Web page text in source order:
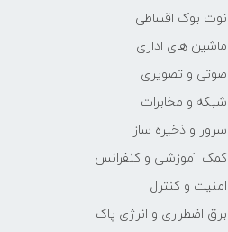
نوت بوک اقساطی
ماشین های اداری
صوتی و تصویری
شبکه و مخابرات
سرور و ذخیره ساز
کمک آموزشی و کنفرانس
امنیت و کنترل
برق اضطراری و انرژی پاک